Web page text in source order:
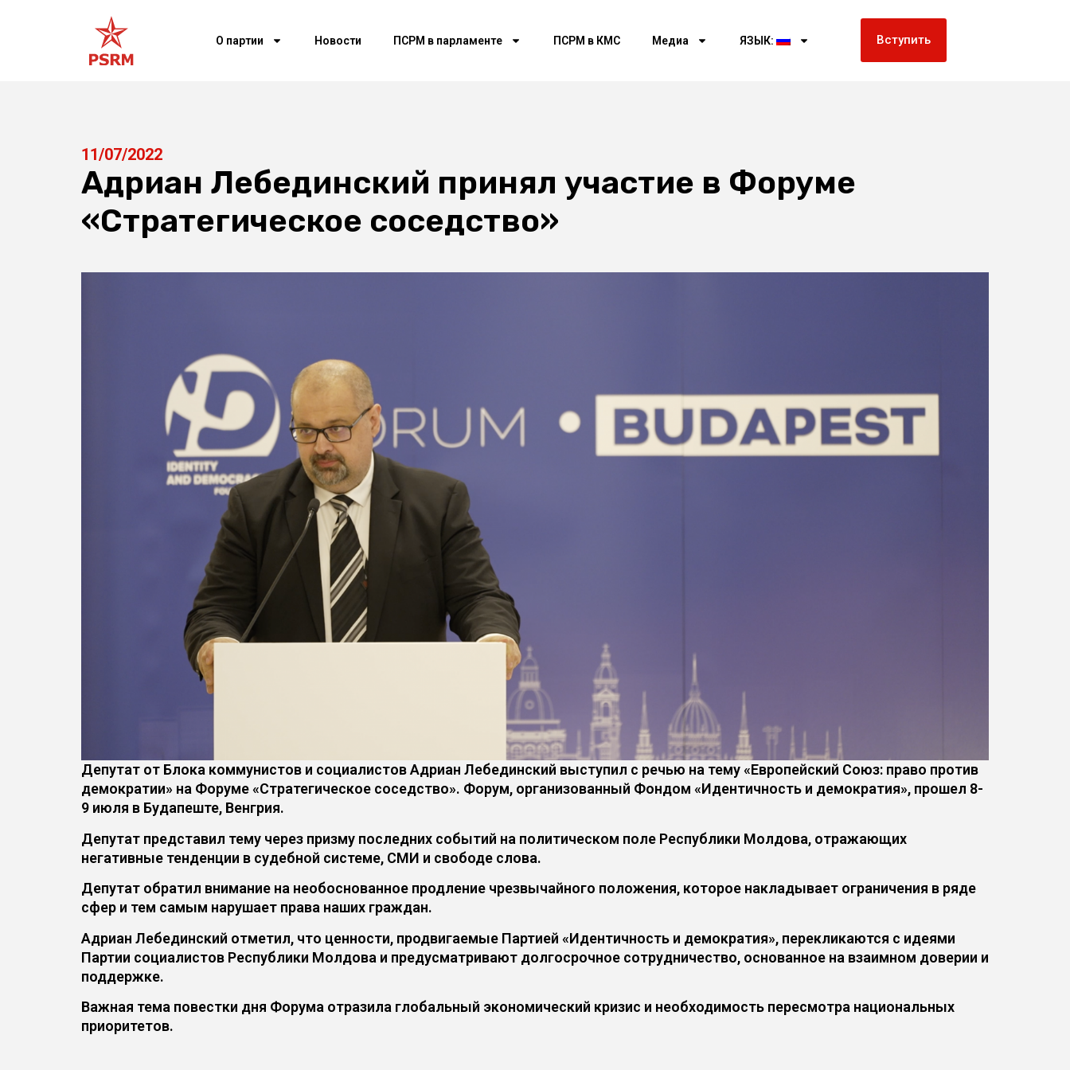
О партии Новости ПСРМ в парламенте ПСРМ в КМС Медиа ЯЗЫК: Вступить
11/07/2022
Адриан Лебединский принял участие в Форуме
«Стратегическое соседство»
Депутат от Блока коммунистов и социалистов Адриан Лебединский выступил с речью на тему «Европейский Союз: право против
демократии» на Форуме «Стратегическое соседство». Форум, организованный Фондом «Идентичность и демократия», прошел 8-
9 июля в Будапеште, Венгрия.
Депутат представил тему через призму последних событий на политическом поле Республики Молдова, отражающих
негативные тенденции в судебной системе, СМИ и свободе слова.
Депутат обратил внимание на необоснованное продление чрезвычайного положения, которое накладывает ограничения в ряде
сфер и тем самым нарушает права наших граждан.
Адриан Лебединский отметил, что ценности, продвигаемые Партией «Идентичность и демократия», перекликаются с идеями
Партии социалистов Республики Молдова и предусматривают долгосрочное сотрудничество, основанное на взаимном доверии и
поддержке.
Важная тема повестки дня Форума отразила глобальный экономический кризис и необходимость пересмотра национальных
приоритетов.